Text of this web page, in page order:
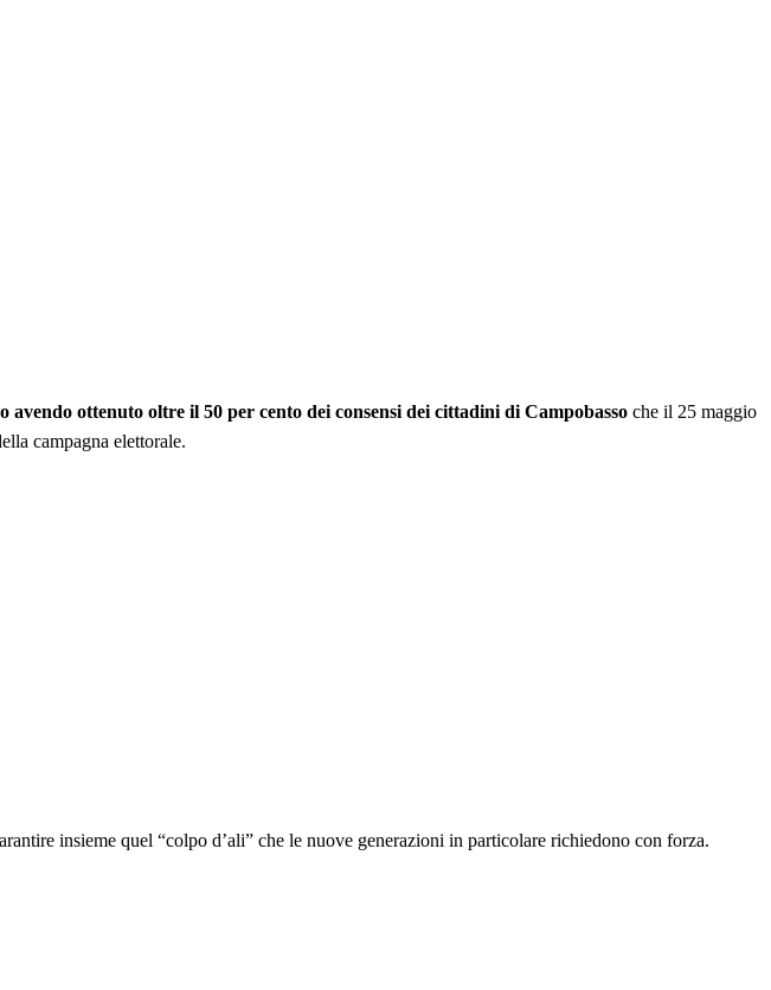
ottenuto oltre il 50 per cento dei consensi dei cittadini di Campobasso che il 25 maggio
campagna elettorale.
insieme quel “colpo d’ali” che le nuove generazioni in particolare richiedono con forza.